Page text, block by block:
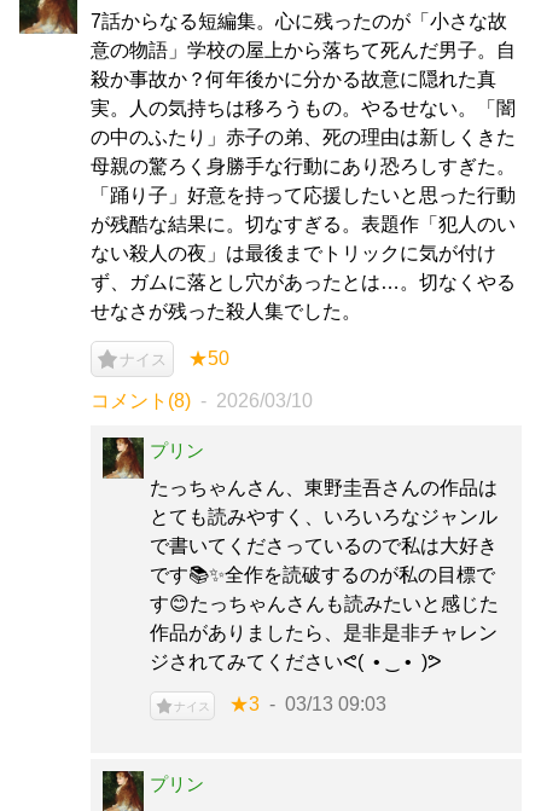
7話からなる短編集。心に残ったのが「小さな故
意の物語」学校の屋上から落ちて死んだ男子。自
殺か事故か？何年後かに分かる故意に隠れた真
実。人の気持ちは移ろうもの。やるせない。「闇
の中のふたり」赤子の弟、死の理由は新しくきた
母親の驚ろく身勝手な行動にあり恐ろしすぎた。
「踊り子」好意を持って応援したいと思った行動
が残酷な結果に。切なすぎる。表題作「犯人のい
ない殺人の夜」は最後までトリックに気が付け
ず、ガムに落とし穴があったとは…。切なくやる
せなさが残った殺人集でした。
ナイス ★50
コメント(8) 2026/03/10
プリン
たっちゃんさん、東野圭吾さんの作品は
とても読みやすく、いろいろなジャンル
で書いてくださっているので私は大好き
です📚️✨全作を読破するのが私の目標で
す😊たっちゃんさんも読みたいと感じた
作品がありましたら、是非是非チャレン
ジされてみてくださいᕙ⁠(⁠ ⁠ ⁠•⁠ ⁠‿⁠ ⁠•⁠ ⁠ ⁠)⁠ᕗ
ナイス ★3 03/13 09:03
プリン